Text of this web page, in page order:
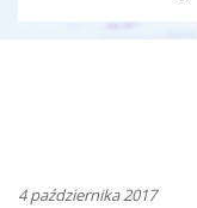
4 października 2017